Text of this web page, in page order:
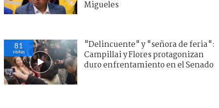
Migueles
81
visitas
"Delincuente" y "señora de feria":
Campillai y Flores protagonizan
duro enfrentamiento en el Senado